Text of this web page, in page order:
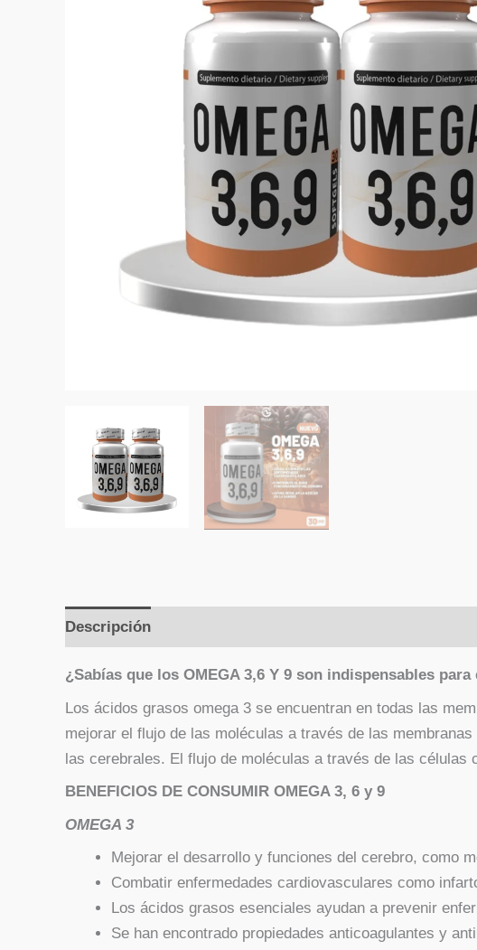
Descripción
¿Sabías que los OMEGA 3,6 Y 9 son indispensables
Los ácidos grasos omega 3 se encuentran en todas las
mejorar el flujo de las moléculas a través de las
las cerebrales. El flujo de moléculas a través de las
BENEFICIOS DE CONSUMIR OMEGA 3, 6 y 9
OMEGA 3
Mejorar el desarrollo y funciones del cerebro, como
Combatir enfermedades cardiovasculares como
Los ácidos grasos esenciales ayudan a prevenir
Se han encontrado propiedades anticoagulantes y